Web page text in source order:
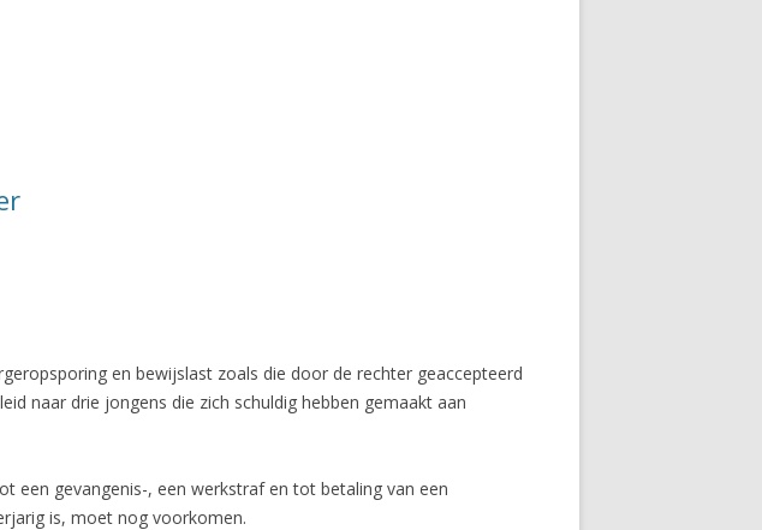
en bewijslast zoals die door de rechter geaccepteerd
naar drie jongens die zich schuldig hebben gemaakt aan
een gevangenis-, een werkstraf en tot betaling van een
is, moet nog voorkomen.